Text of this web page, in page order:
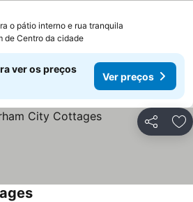
o pátio interno e rua tranquila
de Centro da cidade
ver os preços
Ver preços
Partilhar